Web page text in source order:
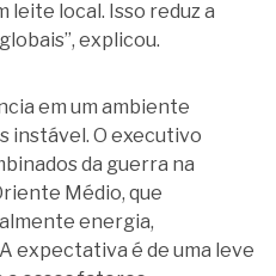
leite local. Isso reduz a
explicou.
em um ambiente
instável. O executivo
da guerra na
Médio, que
energia,
expectativa é de uma leve